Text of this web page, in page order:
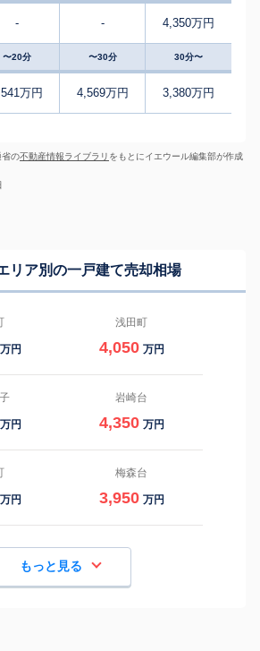
- - 4,350万円
〜20分 〜30分 30分〜
万円 4,569万円 3,380万円
の不動産情報ライブラリ をもとにイエウール編集部が作成
リア別の一戸建て売却相場
万円
浅田町
4,050 万円
万円
岩崎台
4,350 万円
万円
梅森台
3,950 万円
もっと見る